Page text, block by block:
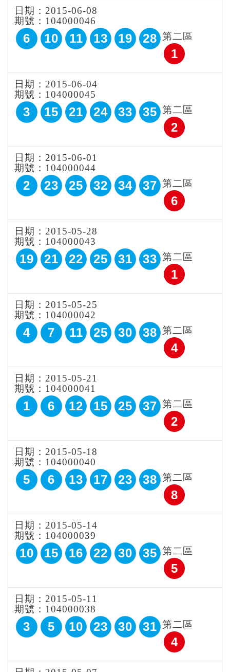
日期：2015-06-08
期號：104000046
6 10 11 13 19 28 第二區
1
日期：2015-06-04
期號：104000045
3 15 21 24 33 35 第二區
2
日期：2015-06-01
期號：104000044
2 23 25 32 34 37 第二區
6
日期：2015-05-28
期號：104000043
19 21 22 25 31 33 第二區
1
日期：2015-05-25
期號：104000042
4 7 11 25 30 38 第二區
4
日期：2015-05-21
期號：104000041
1 6 12 15 25 37 第二區
2
日期：2015-05-18
期號：104000040
5 6 13 17 23 38 第二區
8
日期：2015-05-14
期號：104000039
10 15 16 22 30 35 第二區
5
日期：2015-05-11
期號：104000038
3 5 10 23 30 31 第二區
4